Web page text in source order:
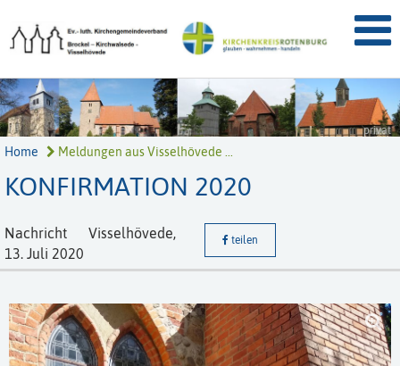
privat
Home Meldungen aus Visselhövede ...
KONFIRMATION 2020
Nachricht
Visselhövede,
13. Juli 2020
teilen